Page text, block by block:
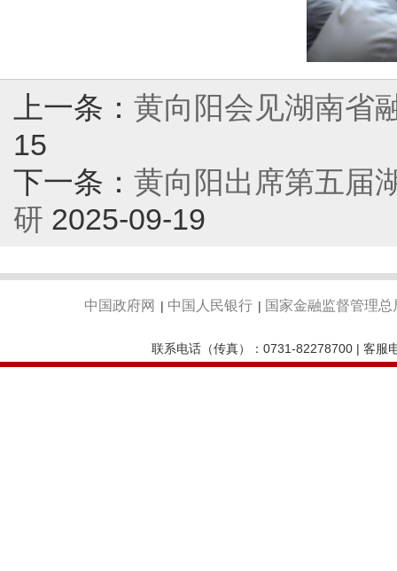
上一条： 黄向阳会见湖南省
15
下一条： 黄向阳出席第五届
研 2025-09-19
中国政府网 | 中国人民银行 | 国家金融监督管理总
联系电话（传真）：0731-82278700 | 客服